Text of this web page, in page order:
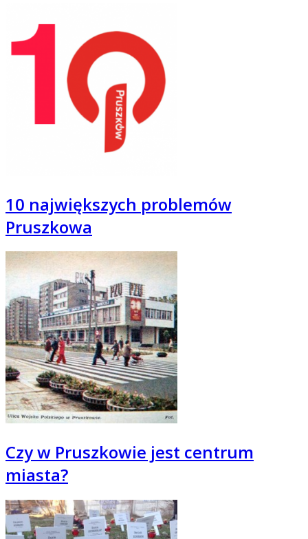
10 największych problemów
Pruszkowa
Czy w Pruszkowie jest centrum
miasta?